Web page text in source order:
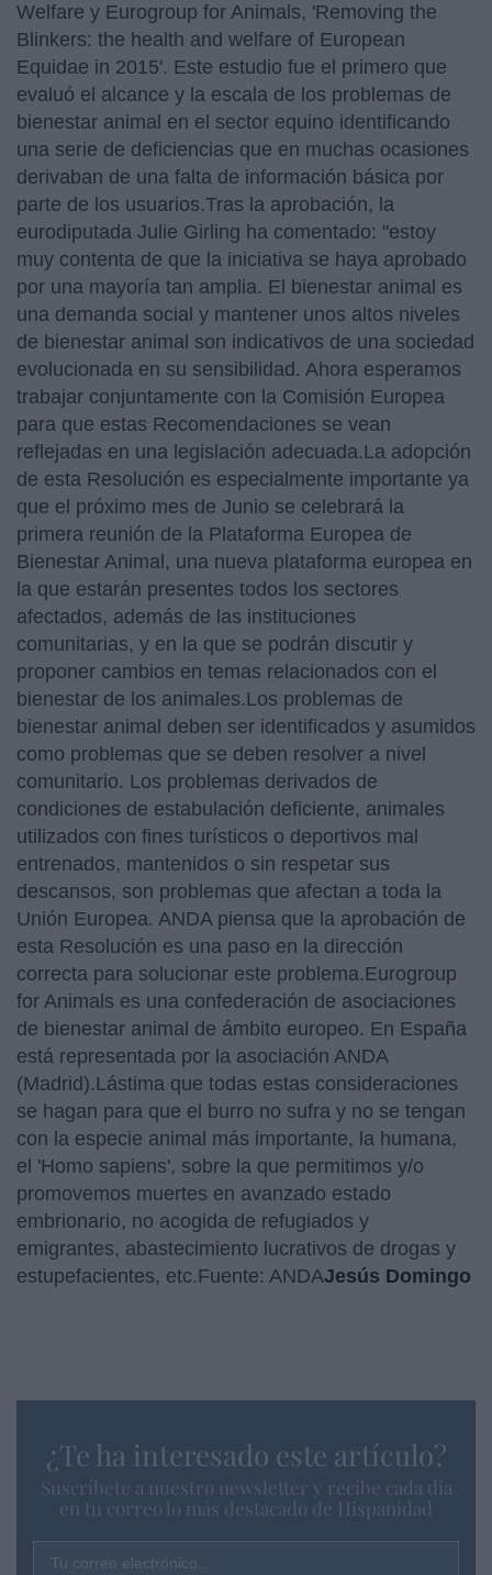
Welfare y Eurogroup for Animals, 'Removing the
Blinkers: the health and welfare of European
Equidae in 2015'. Este estudio fue el primero que
evaluó el alcance y la escala de los problemas de
bienestar animal en el sector equino identificando
una serie de deficiencias que en muchas ocasiones
derivaban de una falta de información básica por
parte de los usuarios.Tras la aprobación, la
eurodiputada Julie Girling ha comentado: "estoy
muy contenta de que la iniciativa se haya aprobado
por una mayoría tan amplia. El bienestar animal es
una demanda social y mantener unos altos niveles
de bienestar animal son indicativos de una sociedad
evolucionada en su sensibilidad. Ahora esperamos
trabajar conjuntamente con la Comisión Europea
para que estas Recomendaciones se vean
reflejadas en una legislación adecuada.La adopción
de esta Resolución es especialmente importante ya
que el próximo mes de Junio se celebrará la
primera reunión de la Plataforma Europea de
Bienestar Animal, una nueva plataforma europea en
la que estarán presentes todos los sectores
afectados, además de las instituciones
comunitarias, y en la que se podrán discutir y
proponer cambios en temas relacionados con el
bienestar de los animales.Los problemas de
bienestar animal deben ser identificados y asumidos
como problemas que se deben resolver a nivel
comunitario. Los problemas derivados de
condiciones de estabulación deficiente, animales
utilizados con fines turísticos o deportivos mal
entrenados, mantenidos o sin respetar sus
descansos, son problemas que afectan a toda la
Unión Europea. ANDA piensa que la aprobación de
esta Resolución es una paso en la dirección
correcta para solucionar este problema.Eurogroup
for Animals es una confederación de asociaciones
de bienestar animal de ámbito europeo. En España
está representada por la asociación ANDA
(Madrid).Lástima que todas estas consideraciones
se hagan para que el burro no sufra y no se tengan
con la especie animal más importante, la humana,
el 'Homo sapiens', sobre la que permitimos y/o
promovemos muertes en avanzado estado
embrionario, no acogida de refugiados y
emigrantes, abastecimiento lucrativos de drogas y
estupefacientes, etc.Fuente: ANDAJesús Domingo
¿Te ha interesado este artículo?
Suscríbete a nuestro newsletter y recibe cada dia
en tu correo lo más destacado de Hispanidad
Tu correo electrónico...